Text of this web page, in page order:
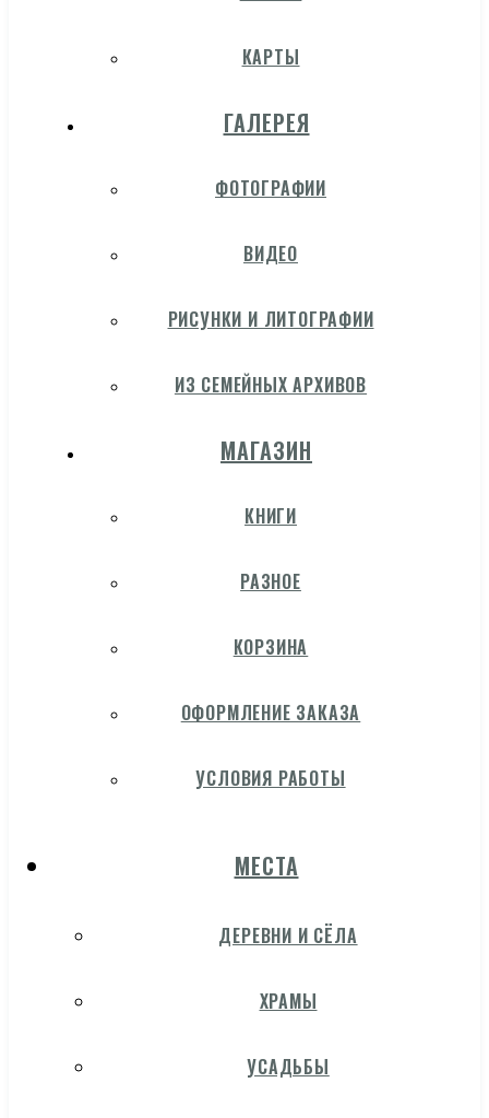
КАРТЫ
ГАЛЕРЕЯ
ФОТОГРАФИИ
ВИДЕО
РИСУНКИ И ЛИТОГРАФИИ
ИЗ СЕМЕЙНЫХ АРХИВОВ
МАГАЗИН
КНИГИ
РАЗНОЕ
КОРЗИНА
ОФОРМЛЕНИЕ ЗАКАЗА
УСЛОВИЯ РАБОТЫ
МЕСТА
ДЕРЕВНИ И СЁЛА
ХРАМЫ
УСАДЬБЫ